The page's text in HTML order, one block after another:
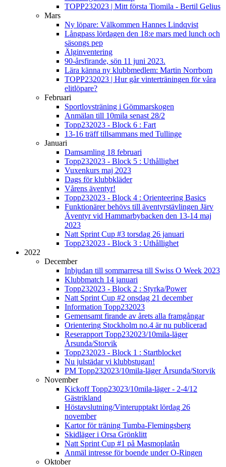
TOPP232023 | Mitt första Tiomila - Bertil Gelius
Mars
Ny löpare: Välkommen Hannes Lindqvist
Långpass lördagen den 18:e mars med lunch och
säsongs pep
Älginventering
90-årsfirande, sön 11 juni 2023.
Lära känna ny klubbmedlem: Martin Norrbom
TOPP232023 | Hur går vinterträningen för våra
elitlöpare?
Februari
Sportlovsträning i Gömmarskogen
Anmälan till 10mila senast 28/2
Topp232023 - Block 6 : Fart
13-16 träff tillsammans med Tullinge
Januari
Damsamling 18 februari
Topp232023 - Block 5 : Uthållighet
Vuxenkurs maj 2023
Dags för klubbkläder
Vårens äventyr!
Topp232023 - Block 4 : Orienteering Basics
Funktionärer behövs till äventyrstävlingen Järv
Äventyr vid Hammarbybacken den 13-14 maj
2023
Natt Sprint Cup #3 torsdag 26 januari
Topp232023 - Block 3 : Uthållighet
2022
December
Inbjudan till sommarresa till Swiss O Week 2023
Klubbmatch 14 januari
Topp232023 - Block 2 : Styrka/Power
Natt Sprint Cup #2 onsdag 21 december
Information Topp232023
Gemensamt firande av årets alla framgångar
Orientering Stockholm no.4 är nu publicerad
Reserapport Topp232023/10mila-läger
Årsunda/Storvik
Topp232023 - Block 1 : Startblocket
Nu julstädar vi klubbstugan!
PM Topp232023/10mila-läger Årsunda/Storvik
November
Kickoff Topp23023/10mila-läger - 2-4/12
Gästrikland
Höstavslutning/Vinterupptakt lördag 26
november
Kartor för träning Tumba-Flemingsberg
Skidläger i Orsa Grönklitt
Natt Sprint Cup #1 på Masmoplatån
Anmäl intresse för boende under O-Ringen
Oktober